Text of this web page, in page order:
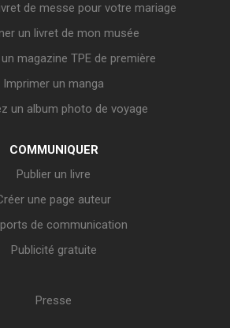
de messe pour votre mariage
un livret de mon musée
magazine TPE de première
Imprimer un manga
un album photo de voyage
COMMUNIQUER
Publier un livre
une page auteur
de communication
Publicité gratuite
Presse